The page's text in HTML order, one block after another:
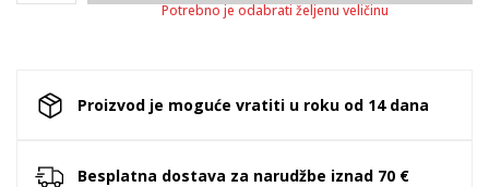
Potrebno je odabrati željenu veličinu
Proizvod je moguće vratiti u roku od 14 dana
Besplatna dostava za narudžbe iznad 70 €